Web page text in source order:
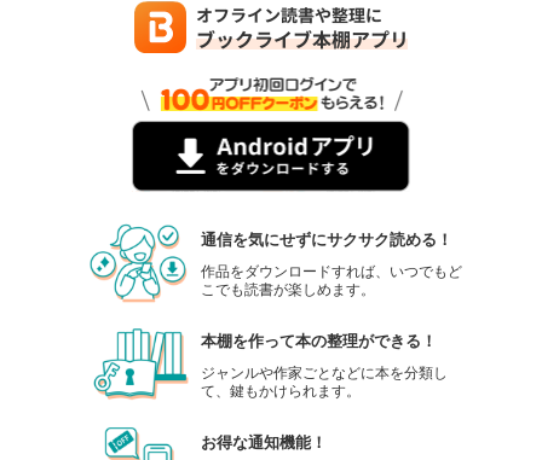
通信を気にせずにサクサク読める！
作品をダウンロードすれば、いつでもど
こでも読書が楽しめます。
本棚を作って本の整理ができる！
ジャンルや作家ごとなどに本を分類し
て、鍵もかけられます。
お得な通知機能！